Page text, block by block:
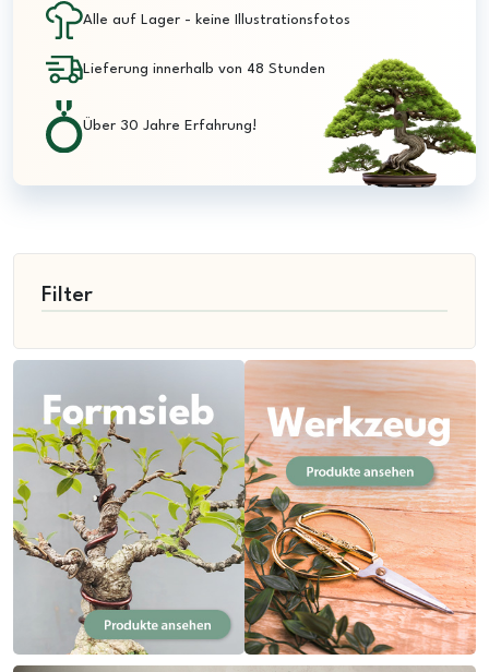
Filter
Alle auf Lager - keine Illustrationsfotos
Lieferung innerhalb von 48 Stunden
Über 30 Jahre Erfahrung!